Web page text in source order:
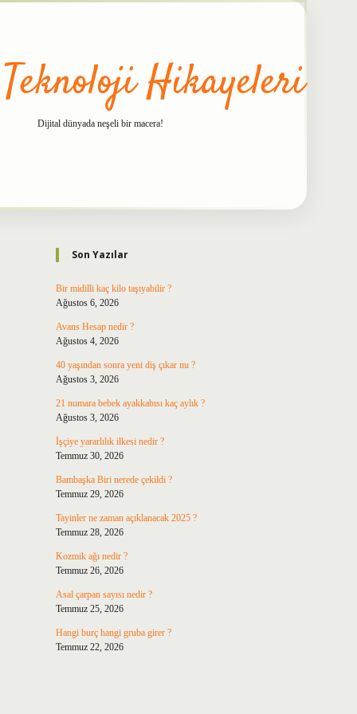
Hikayeleri
Dijital dünyada neşeli bir macera!
Sidebar
Son Yazılar
Bir midilli kaç kilo taşıyabilir ?
Ağustos 6, 2026
Avans Hesap nedir ?
Ağustos 4, 2026
40 yaşından sonra yeni diş çıkar mı ?
Ağustos 3, 2026
21 numara bebek ayakkabısı kaç aylık ?
Ağustos 3, 2026
İşçiye yararlılık ilkesi nedir ?
Temmuz 30, 2026
Bambaşka Biri nerede çekildi ?
Temmuz 29, 2026
Tayinler ne zaman açıklanacak 2025 ?
Temmuz 28, 2026
Kozmik ağı nedir ?
Temmuz 26, 2026
Asal çarpan sayısı nedir ?
Temmuz 25, 2026
Hangi burç hangi gruba girer ?
Temmuz 22, 2026